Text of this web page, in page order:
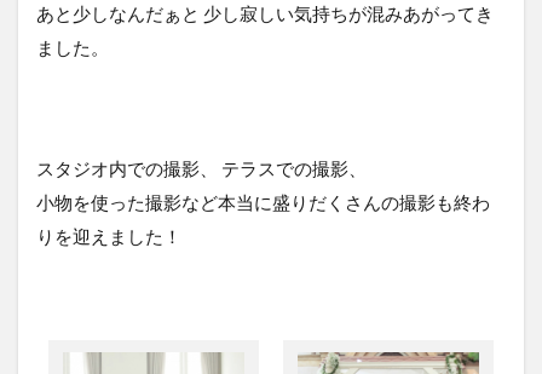
あと少しなんだぁと 少し寂しい気持ちが混みあがってき
ました。
スタジオ内での撮影、 テラスでの撮影、
小物を使った撮影など本当に盛りだくさんの撮影も終わ
りを迎えました！